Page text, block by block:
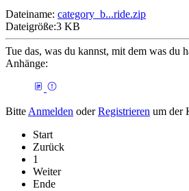
Dateiname: category_b...ride.zip
Dateigröße:3 KB
Tue das, was du kannst, mit dem was du
Anhänge:
Bitte Anmelden oderRegistrieren um der
Start
Zurück
1
Weiter
Ende